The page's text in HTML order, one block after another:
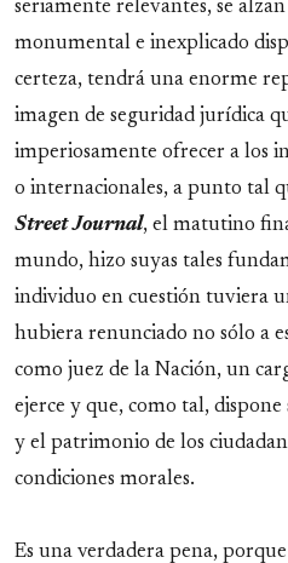
seriamente relevantes, se
monumental e inexplicado
certeza, tendrá una enorme
imagen de seguridad jurídica
imperiosamente ofrecer a los
o internacionales, a punto tal
Street Journal, el matutino
mundo, hizo suyas tales
individuo en cuestión tuviera
hubiera renunciado no sólo a
como juez de la Nación, un
ejerce y que, como tal,
y el patrimonio de los
condiciones morales.
Es una verdadera pena,